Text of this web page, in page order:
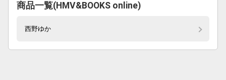
商品一覧(HMV&BOOKS online)
西野ゆか